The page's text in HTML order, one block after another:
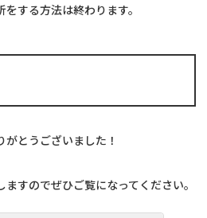
する方法は終わります。
とうございました！
すのでぜひご覧になってください。